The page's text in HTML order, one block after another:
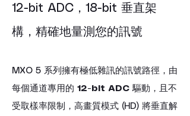
12-bit ADC，18-bit 垂直架
構，精確地量測您的訊號
MXO 5 系列擁有極低雜訊的訊號路徑，由
每個通道專用的 12-bit ADC 驅動，且不
受取樣率限制，高畫質模式 (HD) 將垂直解